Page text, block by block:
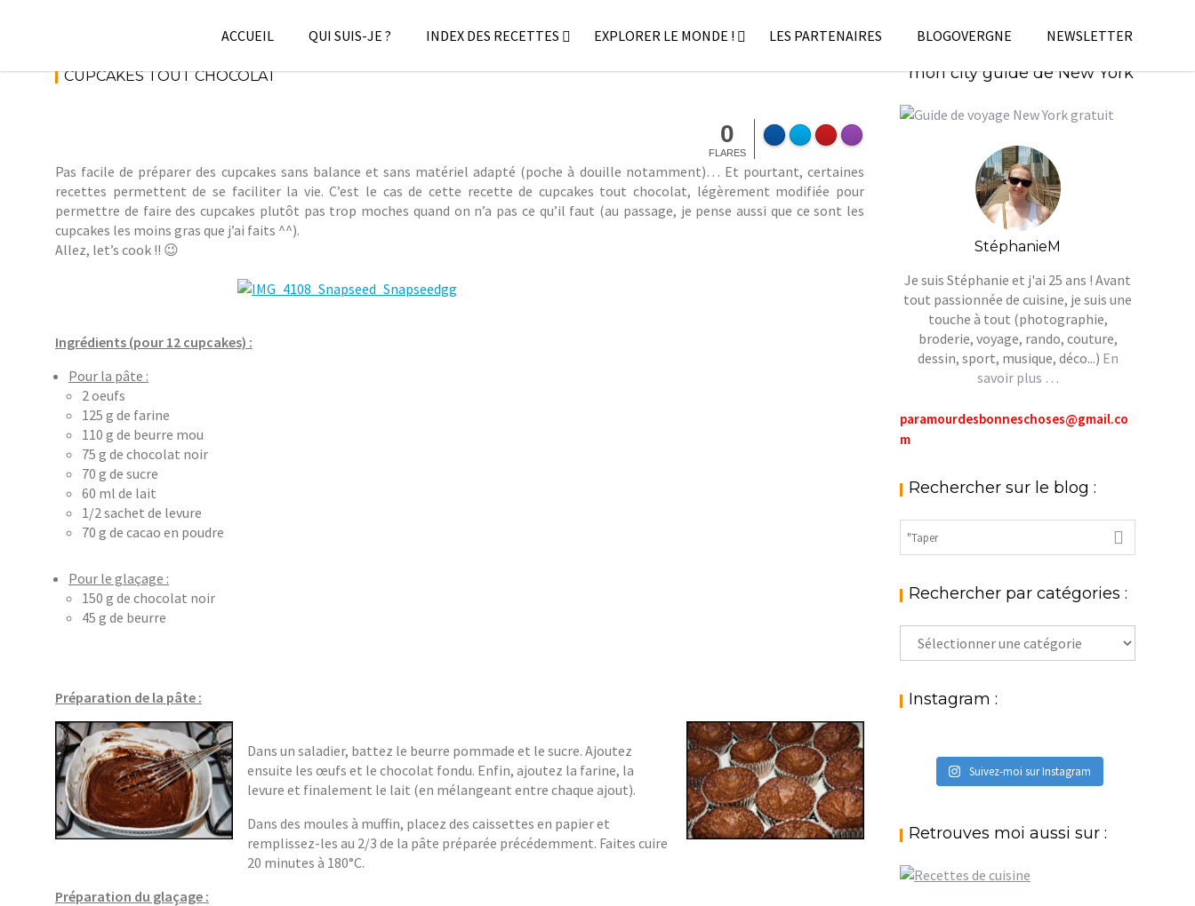
ACCUEIL QUI SUIS-JE ? INDEX DES RECETTES EXPLORER LE MONDE ! LES PARTENAIRES BLOGOVERGNE NEWSLETTER
29
é
p
h
a
k
e
s
e
CUPCAKES TOUT CHOCOLAT
0
FLARES
Pas facile de préparer des cupcakes sans balance et sans matériel adapté (poche à douille notamment)… Et pourtant, certaines
recettes permettent de se faciliter la vie. C’est le cas de cette recette de cupcakes tout chocolat, légèrement modifiée pour
permettre de faire des cupcakes plutôt pas trop moches quand on n’a pas ce qu’il faut (au passage, je pense aussi que ce sont les
cupcakes les moins gras que j’ai faits ^^).
Allez, let’s cook !! 😉
Ingrédients (pour 12 cupcakes) :
Pour la pâte :
2 oeufs
125 g de farine
110 g de beurre mou
75 g de chocolat noir
70 g de sucre
60 ml de lait
1/2 sachet de levure
70 g de cacao en poudre
Pour le glaçage :
150 g de chocolat noir
45 g de beurre
Préparation de la pâte :
Dans un saladier, battez le beurre pommade et le sucre. Ajoutez
ensuite les œufs et le chocolat fondu. Enfin, ajoutez la farine, la
levure et finalement le lait (en mélangeant entre chaque ajout).
Dans des moules à muffin, placez des caissettes en papier et
remplissez-les au 2/3 de la pâte préparée précédemment. Faites cuire
20 minutes à 180°C.
Préparation du glaçage :
mon city guide de New York
StéphanieM
Je suis Stéphanie et j'ai 25 ans ! Avant
tout passionnée de cuisine, je suis une
touche à tout (photographie,
broderie, voyage, rando, couture,
dessin, sport, musique, déco...) En
savoir plus …
paramourdesbonneschoses@gmail.co
m
Rechercher sur le blog :
Rechercher par catégories :
Rechercher
par
: Instagram :
Suivez-moi sur Instagram
Retrouves moi aussi sur :